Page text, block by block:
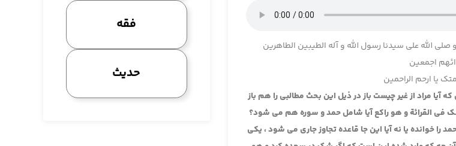
صلی الله علی سیدنا رسول الله و آله الطیبین الطاهرین
اجمعین
یا ارحم الراحمین
آیا مراد از غیر چیست باز در ذیل این بحث مطالبی را هم باز
فی القرائة و هو راکع آیا شامل حمد و سوره هم می شود؟
خوانده یا نه آیا این جا قاعده تجاوز جاری می شود ، یکی
فقه
حدیث